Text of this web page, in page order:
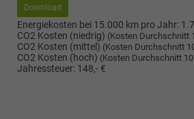
Download
Energiekosten bei 15.000 km pro Jahr:
CO2 Kosten (niedrig) (Kosten Durchschnitt
CO2 Kosten (mittel) (Kosten Durchschnitt
CO2 Kosten (hoch) (Kosten Durchschnitt
Jahressteuer: 148,- €